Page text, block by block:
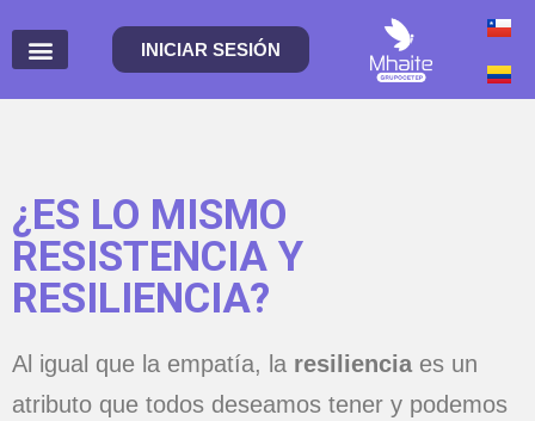
INICIAR SESIÓN
¿ES LO MISMO
RESISTENCIA Y
RESILIENCIA?
Al igual que la empatía, la resilienciaes un
atributo que todos deseamos tener y podemos